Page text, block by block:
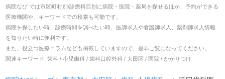
病院なび では市区町村別/診療科目別に病院・医院・薬局を探せるほか、予約ができる
医療機関や、キーワードでの検索も可能です。
病院を探したい時、診療時間を調べたい時、医師求人や看護師求人、薬剤師求人情報
を知りたい時に便利です。
また、役立つ医療コラムなども掲載していますので、是非ご覧になってください。
関連キーワード: 歯科 / 小児歯科 / 歯科口腔外科 / 大田区 / 医院 / かかりつけ